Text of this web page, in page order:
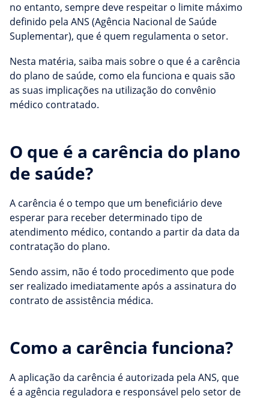
no entanto, sempre deve respeitar o limite máximo
definido pela ANS (Agência Nacional de Saúde
Suplementar), que é quem regulamenta o setor.
Nesta matéria, saiba mais sobre o que é a carência
do plano de saúde, como ela funciona e quais são
as suas implicações na utilização do convênio
médico contratado.
O que é a carência do plano
de saúde?
A carência é o tempo que um beneficiário deve
esperar para receber determinado tipo de
atendimento médico, contando a partir da data da
contratação do plano.
Sendo assim, não é todo procedimento que pode
ser realizado imediatamente após a assinatura do
contrato de assistência médica.
Como a carência funciona?
A aplicação da carência é autorizada pela ANS, que
é a agência reguladora e responsável pelo setor de